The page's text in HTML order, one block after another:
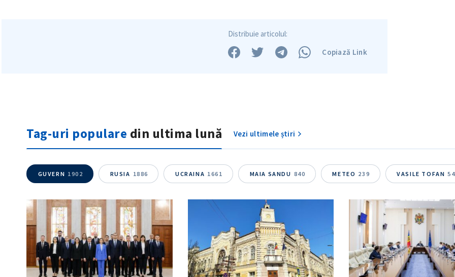
Distribuie articolul:
Copiază Link
Tag-uri populare din ultima lună Vezi ultimele știri
GUVERN 1902 RUSIA 1886 UCRAINA 1661 MAIA SANDU 840 METEO 239 VASILE TOFAN 54